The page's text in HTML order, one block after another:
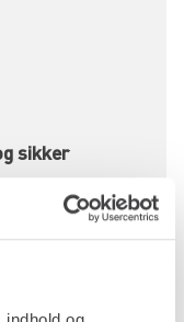
sikker
afspærringer til
hegn
gør netop